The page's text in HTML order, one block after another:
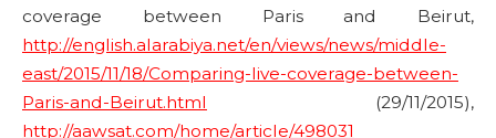
coverage between Paris and Beirut,
http://english.alarabiya.net/en/views/news/middle-
east/2015/11/18/Comparing-live-coverage-between-
Paris-and-Beirut.html
(29/11/2015),
http://aawsat.com/home/article/498031